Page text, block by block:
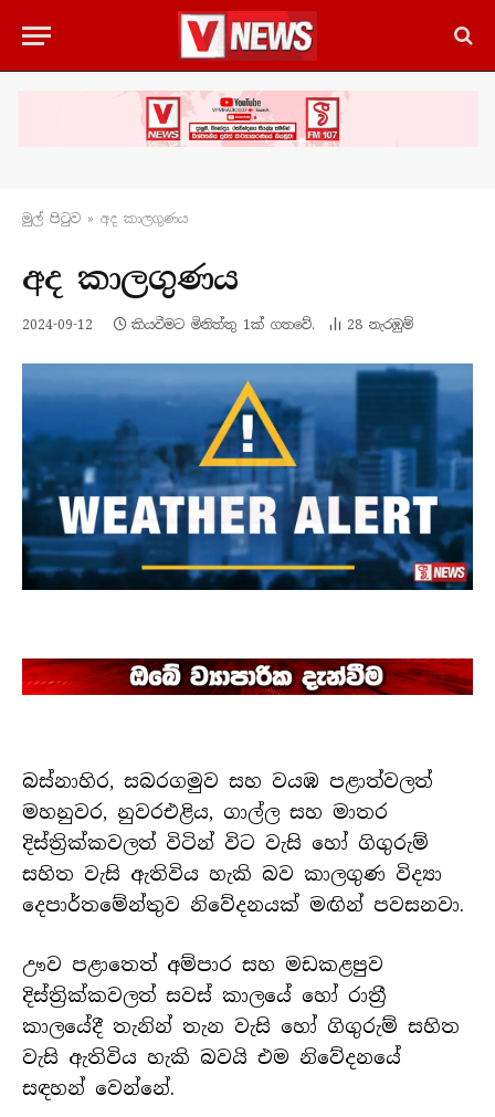
මුල් පිටු​ව » අද කාලගුණය
අද කාලගුණය
2024-09-12 කියවීමට මිනිත්තු 1ක් ගතවේ. 28 නැරඹු​ම්
බස්නාහිර, සබරගමුව සහ වයඹ පළාත්වලත්
මහනුවර, නුවරඑළිය, ගාල්ල සහ මාතර
දිස්ත්‍රික්කවලත් විටින් විට වැසි හෝ ගිගුරුම්
සහිත වැසි ඇතිවිය හැකි බව කාලගුණ විද්‍යා
දෙපාර්තමේන්තුව නිවේදනයක් මඟින් පවසනවා.
ඌව පළාතෙත් අම්පාර සහ මඩකළපුව
දිස්ත්‍රික්කවලත් සවස් කාලයේ හෝ රාත්‍රී
කාලයේදී තැනින් තැන වැසි හෝ ගිගුරුම් සහිත
වැසි ඇතිවිය හැකි බවයි එම නිවේදනයේ
සඳහන් වෙන්නේ.